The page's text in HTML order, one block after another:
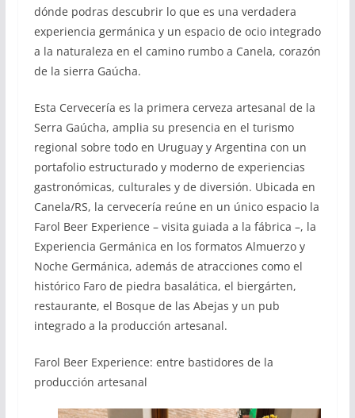
dónde podras descubrir lo que es una verdadera
experiencia germánica y un espacio de ocio integrado
a la naturaleza en el camino rumbo a Canela, corazón
de la sierra Gaúcha.
Esta Cervecería es la primera cerveza artesanal de la
Serra Gaúcha, amplia su presencia en el turismo
regional sobre todo en Uruguay y Argentina con un
portafolio estructurado y moderno de experiencias
gastronómicas, culturales y de diversión. Ubicada en
Canela/RS, la cervecería reúne en un único espacio la
Farol Beer Experience – visita guiada a la fábrica –, la
Experiencia Germánica en los formatos Almuerzo y
Noche Germánica, además de atracciones como el
histórico Faro de piedra basalática, el biergárten,
restaurante, el Bosque de las Abejas y un pub
integrado a la producción artesanal.
Farol Beer Experience: entre bastidores de la
producción artesanal